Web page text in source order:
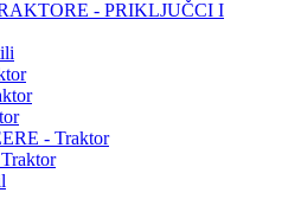
- PRIKLJUČCI I
- Traktor